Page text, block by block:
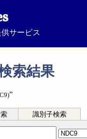
サービス
索結果
”
識別子検索